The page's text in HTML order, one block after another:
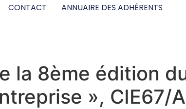
CONTACT ANNUAIRE DES ADHÉRENTS
la 8ème édition
», CIE67/